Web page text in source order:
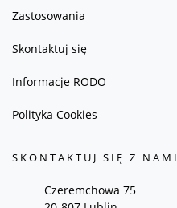
Zastosowania
Skontaktuj się
Informacje RODO
Polityka Cookies
SKONTAKTUJ SIĘ Z NAMI
Czeremchowa 75